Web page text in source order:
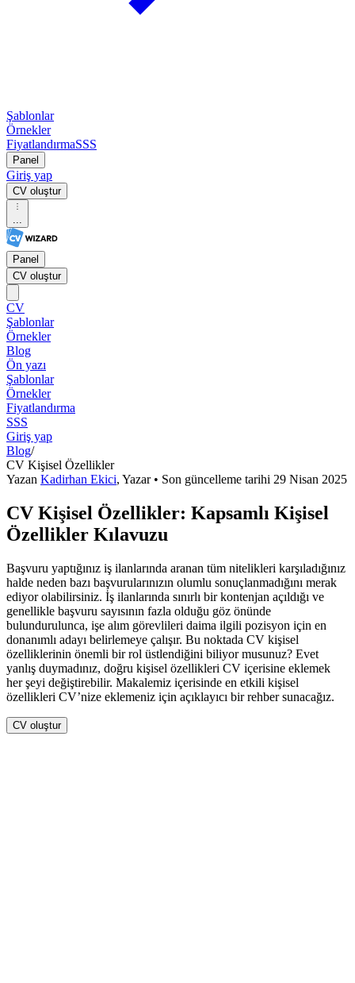
Şablonlar
Örnekler
FiyatlandırmaSSS
Panel
Giriş yap
CV oluştur
...
Panel
CV oluştur
CV
Şablonlar
Örnekler
Blog
Ön yazı
Şablonlar
Örnekler
Fiyatlandırma
SSS
Giriş yap
Blog/
CV Kişisel Özellikler
Yazan Kadirhan Ekici, Yazar• Son güncelleme tarihi 29 Nisan 2025
CV Kişisel Özellikler: Kapsamlı Kişisel
Özellikler Kılavuzu
Başvuru yaptığınız iş ilanlarında aranan tüm nitelikleri karşıladığınız
halde neden bazı başvurularınızın olumlu sonuçlanmadığını merak
ediyor olabilirsiniz. İş ilanlarında sınırlı bir kontenjan açıldığı ve
genellikle başvuru sayısının fazla olduğu göz önünde
bulundurulunca, işe alım görevlileri daima ilgili pozisyon için en
donanımlı adayı belirlemeye çalışır. Bu noktada CV kişisel
özelliklerinin önemli bir rol üstlendiğini biliyor musunuz? Evet
yanlış duymadınız, doğru kişisel özellikleri CV içerisine eklemek
her şeyi değiştirebilir. Makalemiz içerisinde en etkili kişisel
özellikleri CV’nize eklemeniz için açıklayıcı bir rehber sunacağız.
CV oluştur